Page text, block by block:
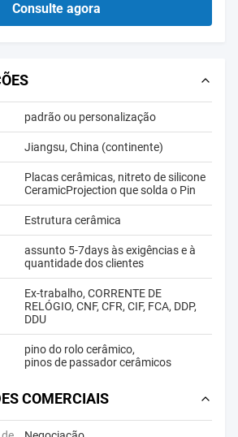
Consulte agora
padrão ou personalização
Jiangsu, China (continente)
Placas cerâmicas, nitreto de silicone
CeramicProjection que solda o Pin
Estrutura cerâmica
assunto 5-7days às exigências e à
quantidade dos clientes
Ex-trabalho, CORRENTE DE
RELÓGIO, CNF, CFR, CIF, FCA, DDP,
DDU
pino do rolo cerâmico,
pinos de passador cerâmicos
COMERCIAIS